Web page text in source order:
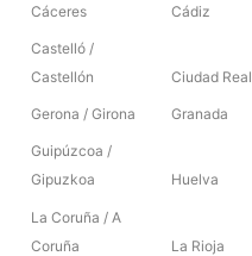
Cáceres Cádiz
Castelló /
Castellón
Ciudad Real
Gerona / Girona Granada
Guipúzcoa /
Gipuzkoa
Huelva
La Coruña / A
Coruña
La Rioja